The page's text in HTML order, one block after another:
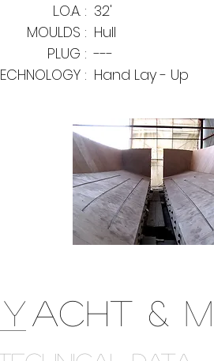
L.O.A. :
MOULDS :
PLUG :
:
32'
Hull
---
Hand Lay - Up
Y ACHT & M